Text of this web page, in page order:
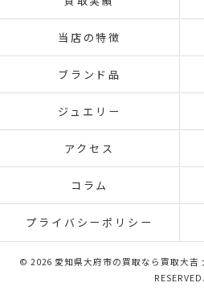
当店の特徴
ブランド品
ジュエリー
アクセス
コラム
プライバシーポリシー
© 2026 愛知県大府市の買取なら買取大吉
RESERVED.